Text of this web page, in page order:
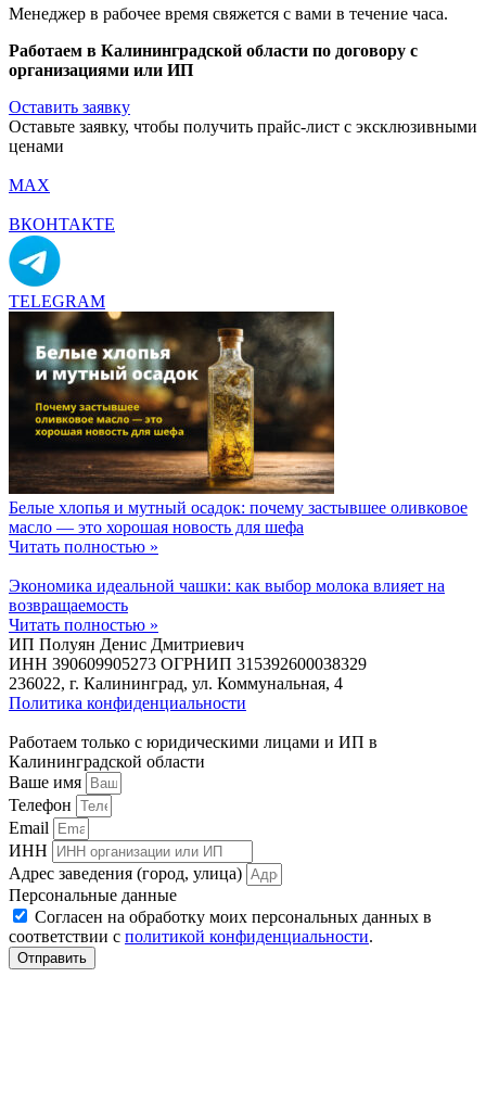
Менеджер в рабочее время свяжется с вами в течение часа.
Работаем в Калининградской области по договору с
организациями или ИП
Оставить заявку
Оставьте заявку, чтобы получить прайс-лист с эксклюзивными
ценами
MAX
ВКОНТАКТЕ
TELEGRAM
Белые хлопья и мутный осадок: почему застывшее оливковое
масло — это хорошая новость для шефа
Читать полностью »
Экономика идеальной чашки: как выбор молока влияет на
возвращаемость
Читать полностью »
ИП Полуян Денис Дмитриевич
ИНН 390609905273 ОГРНИП 315392600038329
236022, г. Калининград, ул. Коммунальная, 4
Политика конфиденциальности
Работаем только с юридическими лицами и ИП в
Калининградской области
Ваше имя
Телефон
Email
ИНН
Адрес заведения (город, улица)
Персональные данные
Согласен на обработку моих персональных данных в
соответствии с политикой конфиденциальности.
Отправить